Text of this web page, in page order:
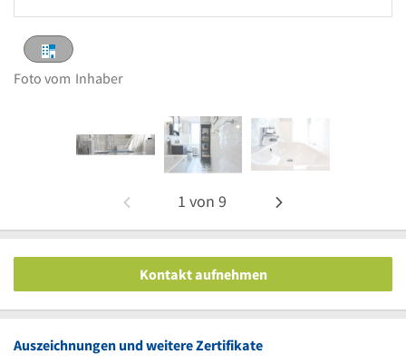
Foto vom Inhaber
1 von 9
Kontakt aufnehmen
Auszeichnungen und weitere Zertifikate